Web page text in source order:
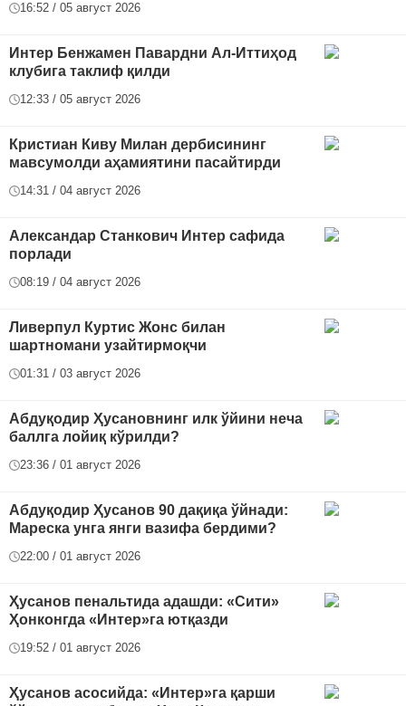
16:52 / 05 август 2026
Интер Бенжамен Павардни Ал-Иттиҳод
клубига таклиф қилди
12:33 / 05 август 2026
Кристиан Киву Милан дербисининг
мавсумолди аҳамиятини пасайтирди
14:31 / 04 август 2026
Александар Станкович Интер сафида
порлади
08:19 / 04 август 2026
Ливерпул Куртис Жонс билан
шартномани узайтирмоқчи
01:31 / 03 август 2026
Абдуқодир Ҳусановнинг илк ўйини неча
баллга лойиқ кўрилди?
23:36 / 01 август 2026
Абдуқодир Ҳусанов 90 дақиқа ўйнади:
Мареска унга янги вазифа бердими?
22:00 / 01 август 2026
Ҳусанов пенальтида адашди: «Сити»
Ҳонконгда «Интер»га ютқазди
19:52 / 01 август 2026
Ҳусанов асосийда: «Интер»га қарши